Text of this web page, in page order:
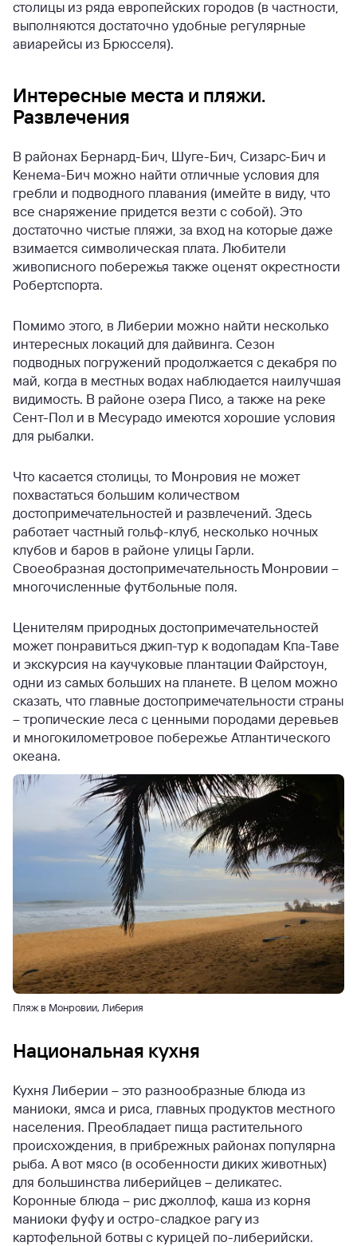
столицы из ряда европейских городов (в частности,
выполняются достаточно удобные регулярные
авиарейсы из Брюсселя).
Интересные места и пляжи.
Развлечения
В районах Бернард-Бич, Шуге-Бич, Сизарс-Бич и
Кенема-Бич можно найти отличные условия для
гребли и подводного плавания (имейте в виду, что
все снаряжение придется везти с собой). Это
достаточно чистые пляжи, за вход на которые даже
взимается символическая плата. Любители
живописного побережья также оценят окрестности
Робертспорта.
Помимо этого, в Либерии можно найти несколько
интересных локаций для дайвинга. Сезон
подводных погружений продолжается с декабря по
май, когда в местных водах наблюдается наилучшая
видимость. В районе озера Писо, а также на реке
Сент-Пол и в Месурадо имеются хорошие условия
для рыбалки.
Что касается столицы, то Монровия не может
похвастаться большим количеством
достопримечательностей и развлечений. Здесь
работает частный гольф-клуб, несколько ночных
клубов и баров в районе улицы Гарли.
Своеобразная достопримечательность Монровии –
многочисленные футбольные поля.
Ценителям природных достопримечательностей
может понравиться джип-тур к водопадам Кпа-Таве
и экскурсия на каучуковые плантации Файрстоун,
одни из самых больших на планете. В целом можно
сказать, что главные достопримечательности страны
– тропические леса с ценными породами деревьев
и многокилометровое побережье Атлантического
океана.
Пляж в Монровии, Либерия
Национальная кухня
Кухня Либерии – это разнообразные блюда из
маниоки, ямса и риса, главных продуктов местного
населения. Преобладает пища растительного
происхождения, в прибрежных районах популярна
рыба. А вот мясо (в особенности диких животных)
для большинства либерийцев – деликатес.
Коронные блюда – рис джоллоф, каша из корня
маниоки фуфу и остро-сладкое рагу из
картофельной ботвы с курицей по-либерийски.